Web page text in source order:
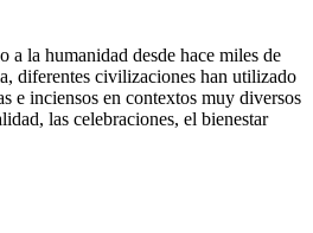
a la humanidad desde hace miles de
diferentes civilizaciones han utilizado
e inciensos en contextos muy diversos
las celebraciones, el bienestar